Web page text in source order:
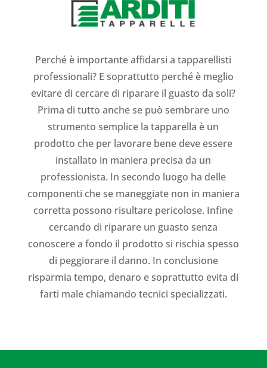
Perché è importante affidarsi a tapparellisti
professionali? E soprattutto perché è meglio
evitare di cercare di riparare il guasto da soli?
Prima di tutto anche se può sembrare uno
strumento semplice la tapparella è un
prodotto che per lavorare bene deve essere
installato in maniera precisa da un
professionista. In secondo luogo ha delle
componenti che se maneggiate non in maniera
corretta possono risultare pericolose. Infine
cercando di riparare un guasto senza
conoscere a fondo il prodotto si rischia spesso
di peggiorare il danno. In conclusione
risparmia tempo, denaro e soprattutto evita di
farti male chiamando tecnici specializzati.